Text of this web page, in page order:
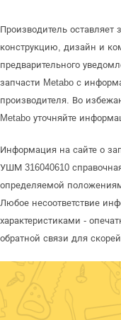
Производитель
конструкцию, дизайн и
предварительного
запчасти Metabo с
производителя. Во
Metabo уточняйте
Информация на сайте о
УШМ 316040610
определяемой
Любое несоответствие
характеристиками -
обратной связи для